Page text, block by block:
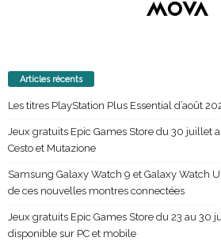
Articles récents
Les titres PlayStation Plus Essential d’août
Jeux gratuits Epic Games Store du 30 juillet
Cesto et Mutazione
Samsung Galaxy Watch 9 et Galaxy Watch
de ces nouvelles montres connectées
Jeux gratuits Epic Games Store du 23 au 30
disponible sur PC et mobile